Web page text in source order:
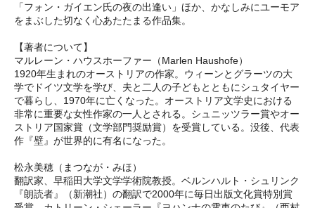
「フォン・ガイエン氏の夜の出逢い」ほか、かなしみにユーモア
をまぶした切なく心あたたまる作品集。
【著者について】
マルレーン・ハウスホーファー（Marlen Haushofe）
1920年生まれのオーストリアの作家。ウィーンとグラーツの大
学でドイツ文学を学び、夫と二人の子どもとともにシュタイヤー
で暮らし、1970年に亡くなった。オーストリア文学史における
非常に重要な女性作家の一人とされる。シュニッツラー賞やオー
ストリア国家賞（文学部門奨励賞）を受賞している。没後、代表
作『壁』が世界的に有名になった。
松永美穂（まつなが・みほ）
翻訳家、早稲田大学文学学術院教授。ベルンハルト・シュリンク
『朗読者』（新潮社）の翻訳で2000年に毎日出版文化賞特別賞